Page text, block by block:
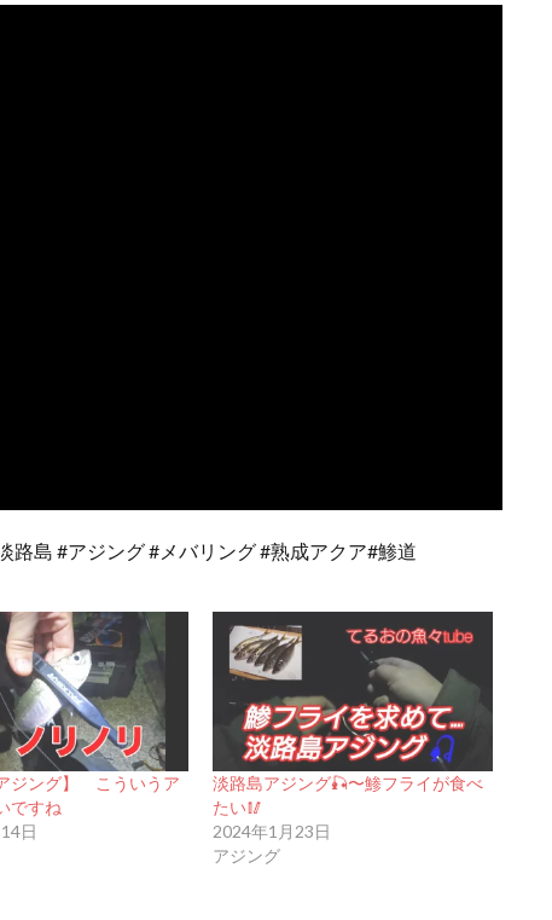
路島 #アジング #メバリング #熟成アクア#鯵道
ジング】 こういうア
ですね
日
淡路島アジング🎣〜鯵フライが食べ
たい🥢
2024年1月23日
アジング